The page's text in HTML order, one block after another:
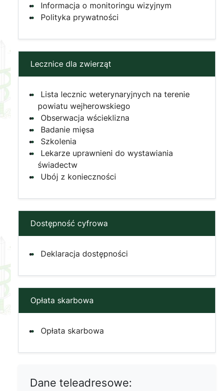
Informacja o monitoringu wizyjnym
Polityka prywatności
Lecznice dla zwierząt
Lista lecznic weterynaryjnych na terenie
powiatu wejherowskiego
Obserwacja wścieklizna
Badanie mięsa
Szkolenia
Lekarze uprawnieni do wystawiania
świadectw
Ubój z konieczności
Dostępność cyfrowa
Deklaracja dostępności
Opłata skarbowa
Opłata skarbowa
Dane teleadresowe: